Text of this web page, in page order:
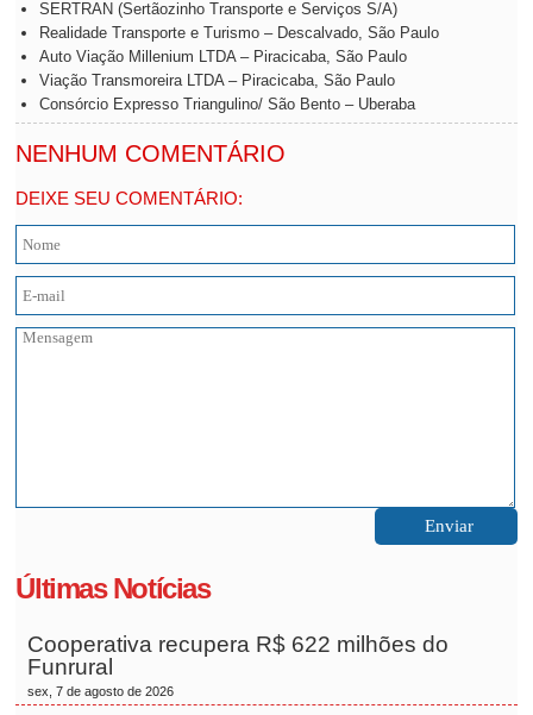
SERTRAN (Sertãozinho Transporte e Serviços S/A)
Realidade Transporte e Turismo – Descalvado, São Paulo
Auto Viação Millenium LTDA – Piracicaba, São Paulo
Viação Transmoreira LTDA – Piracicaba, São Paulo
Consórcio Expresso Triangulino/ São Bento – Uberaba
NENHUM COMENTÁRIO
DEIXE SEU COMENTÁRIO:
Últimas Notícias
Cooperativa recupera R$ 622 milhões do
Funrural
sex, 7 de agosto de 2026